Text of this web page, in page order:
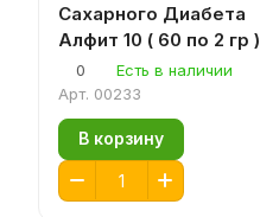
Сахарного Диабета
Алфит 10 ( 60 по 2 гр )
фитосбор
0
Есть в наличии
Арт. 00233
В корзину